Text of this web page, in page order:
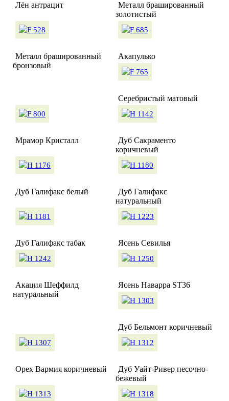
Лён антрацит
Металл брашированный
золотистый
Металл брашированный
бронзовый
Акапулько
Серебристый матовый
Мрамор Кристалл
Дуб Сакраменто
коричневый
Дуб Галифакс белый
Дуб Галифакс
натуральный
Дуб Галифакс табак Ясень Севилья
Акация Шеффилд
натуральный
Ясень Наварра ST36
Дуб Бельмонт коричневый
Орех Вармия коричневый
Дуб Уайт-Ривер песочно-
бежевый